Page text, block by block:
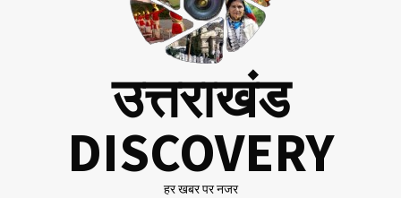
उत्तराखंड
DISCOVERY
हर खबर पर नजर